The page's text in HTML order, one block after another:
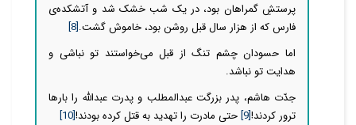
پرستشِ گمراهان بود، در یک شب خشک شد و آتشکده‌ی
فارس که از هزار سال قبل روشن بود، خاموش گشت.[8]
اما حسودان چشم تنگ از قبل می‌خواستند تو نباشی و
هدایت تو نباشد.
جدّت هاشم، پدر بزرگت عبدالمطلب و پدرت عبدالله را بارها
ترور کردند![9] حتی مادرت را تهدید به قتل کرده بودند![10]